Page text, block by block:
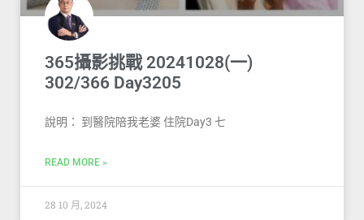
365攝影挑戰 20241028(一)
302/366 Day3205
說明： 到醫院陪我老婆 住院Day3 七
READ MORE »
28 10 月, 2024